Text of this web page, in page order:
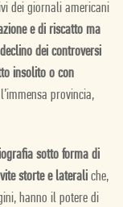
dei giornali americani
e di riscatto ma
dei controversi
insolito o con
provincia,
sotto forma di
storte e laterali che,
hanno il potere di